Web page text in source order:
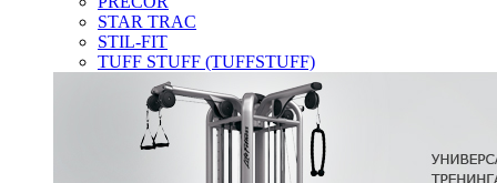
STAR TRAC
STIL-FIT
TUFF STUFF (TUFFSTUFF)